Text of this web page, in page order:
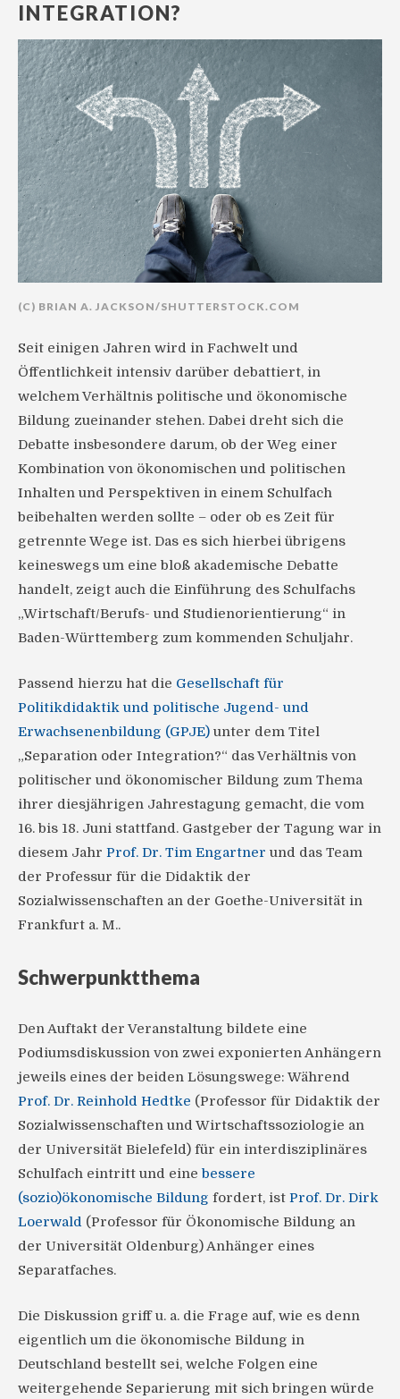
INTEGRATION?
(C) BRIAN A. JACKSON/SHUTTERSTOCK.COM
Seit einigen Jahren wird in Fachwelt und
Öffentlichkeit intensiv darüber debattiert, in
welchem Verhältnis politische und ökonomische
Bildung zueinander stehen. Dabei dreht sich die
Debatte insbesondere darum, ob der Weg einer
Kombination von ökonomischen und politischen
Inhalten und Perspektiven in einem Schulfach
beibehalten werden sollte – oder ob es Zeit für
getrennte Wege ist. Das es sich hierbei übrigens
keineswegs um eine bloß akademische Debatte
handelt, zeigt auch die Einführung des Schulfachs
„Wirtschaft/Berufs- und Studienorientierung“ in
Baden-Württemberg zum kommenden Schuljahr.
Passend hierzu hat die Gesellschaft für
Politikdidaktik und politische Jugend- und
Erwachsenenbildung (GPJE) unter dem Titel
„Separation oder Integration?“ das Verhältnis von
politischer und ökonomischer Bildung zum Thema
ihrer diesjährigen Jahrestagung gemacht, die vom
16. bis 18. Juni stattfand. Gastgeber der Tagung war in
diesem Jahr Prof. Dr. Tim Engartner und das Team
der Professur für die Didaktik der
Sozialwissenschaften an der Goethe-Universität in
Frankfurt a. M..
Schwerpunktthema
Den Auftakt der Veranstaltung bildete eine
Podiumsdiskussion von zwei exponierten Anhängern
jeweils eines der beiden Lösungswege: Während
Prof. Dr. Reinhold Hedtke (Professor für Didaktik der
Sozialwissenschaften und Wirtschaftssoziologie an
der Universität Bielefeld) für ein interdisziplinäres
Schulfach eintritt und eine bessere
(sozio)ökonomische Bildung fordert, ist Prof. Dr. Dirk
Loerwald (Professor für Ökonomische Bildung an
der Universität Oldenburg) Anhänger eines
Separatfaches.
Die Diskussion griff u. a. die Frage auf, wie es denn
eigentlich um die ökonomische Bildung in
Deutschland bestellt sei, welche Folgen eine
weitergehende Separierung mit sich bringen würde